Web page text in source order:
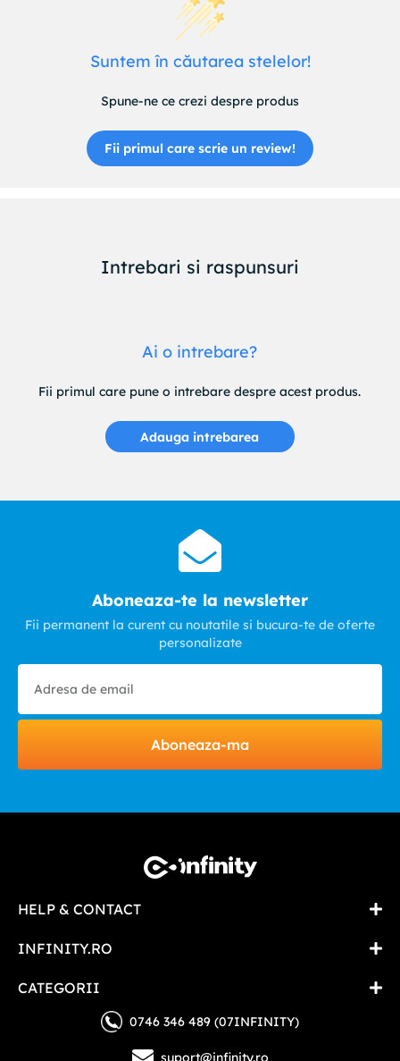
Suntem în căutarea stelelor!
Spune-ne ce crezi despre produs
Fii primul care scrie un review!
Intrebari si raspunsuri
Ai o intrebare?
Fii primul care pune o intrebare despre acest produs.
Adauga intrebarea
Aboneaza-te la newsletter
Fii permanent la curent cu noutatile si bucura-te de oferte
personalizate
Aboneaza-ma
HELP & CONTACT
INFINITY.RO
CATEGORII
0746 346 489 (07INFINITY)
suport@infinity.ro